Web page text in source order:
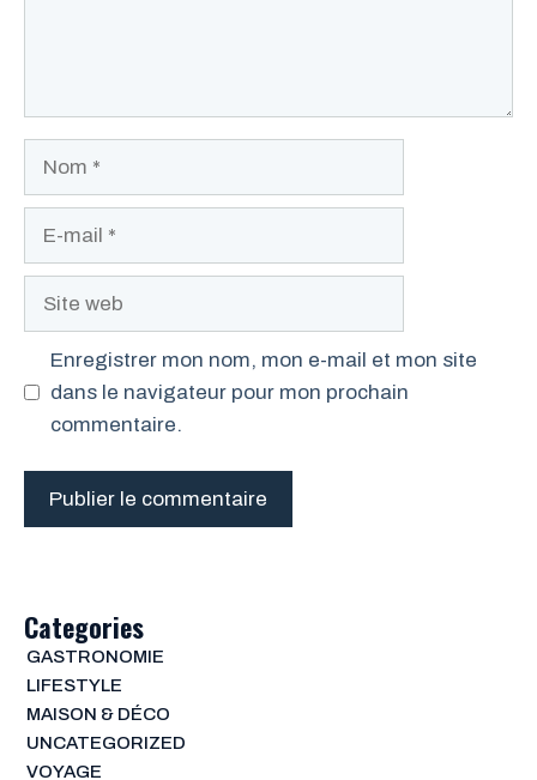
Enregistrer mon nom, mon e-mail et mon site
dans le navigateur pour mon prochain
commentaire.
Categories
GASTRONOMIE
LIFESTYLE
MAISON & DÉCO
UNCATEGORIZED
VOYAGE